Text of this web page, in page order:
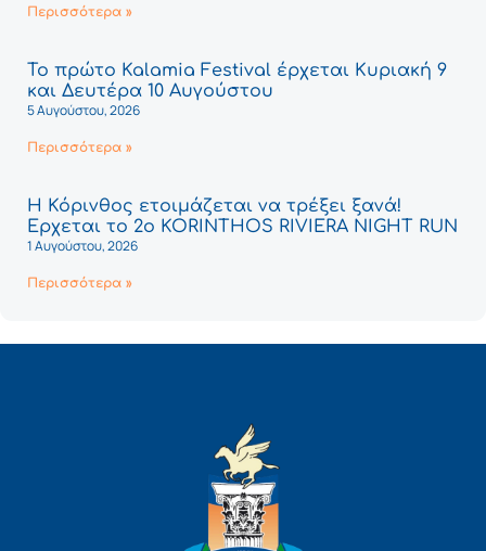
Περισσότερα »
Το πρώτο Kalamia Festival έρχεται Κυριακή 9
και Δευτέρα 10 Αυγούστου
5 Αυγούστου, 2026
Περισσότερα »
Η Κόρινθος ετοιμάζεται να τρέξει ξανά!
Έρχεται το 2ο KORINTHOS RIVIERA NIGHT RUN
1 Αυγούστου, 2026
Περισσότερα »